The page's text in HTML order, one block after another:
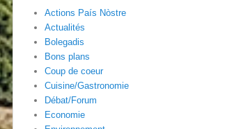
Actions País Nòstre
Actualités
Bolegadis
Bons plans
Coup de coeur
Cuisine/Gastronomie
Débat/Forum
Economie